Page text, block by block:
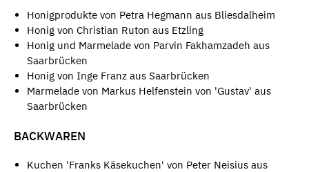
Honigprodukte von Petra Hegmann aus Bliesdalheim
Honig von Christian Ruton aus Etzling
Honig und Marmelade von Parvin Fakhamzadeh aus
Saarbrücken
Honig von Inge Franz aus Saarbrücken
Marmelade von Markus Helfenstein von 'Gustav' aus
Saarbrücken
BACKWAREN
Kuchen 'Franks Käsekuchen' von Peter Neisius aus